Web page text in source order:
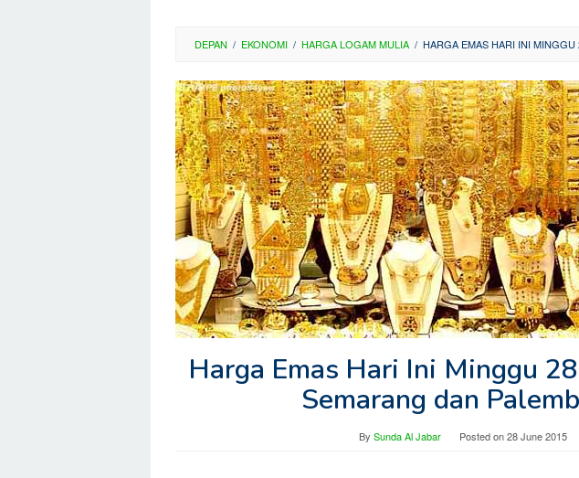
DEPAN / EKONOMI / HARGA LOGAM MULIA / HARGA EMAS HARI INI
Harga Emas Hari Ini Minggu
Semarang dan
By Sunda Al Jabar Posted on28 June 2015